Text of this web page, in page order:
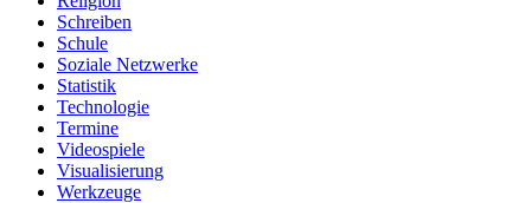
Schreiben
Schule
Soziale Netzwerke
Statistik
Technologie
Termine
Videospiele
Visualisierung
Werkzeuge